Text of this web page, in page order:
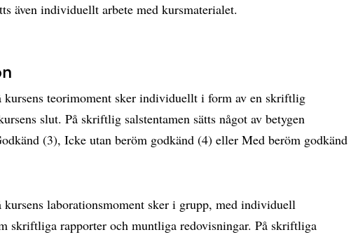
även individuellt arbete med kursmaterialet.
kursens teorimoment sker individuellt i form av en skriftlig
slut. På skriftlig salstentamen sätts något av betygen
(3), Icke utan beröm godkänd (4) eller Med beröm godkänd
kursens laborationsmoment sker i grupp, med individuell
skriftliga rapporter och muntliga redovisningar. På skriftliga